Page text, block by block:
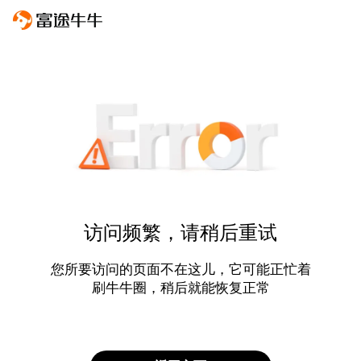
访问频繁，请稍后重试
您所要访问的页面不在这儿，它可能正忙着
刷牛牛圈，稍后就能恢复正常